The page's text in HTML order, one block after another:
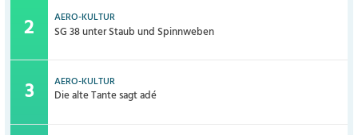
AERO-KULTUR
SG 38 unter Staub und Spinnweben
AERO-KULTUR
Die alte Tante sagt adé